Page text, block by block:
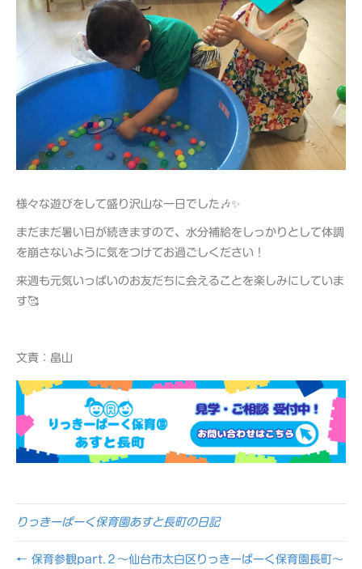
様々な遊びをして盛り沢山な一日でした🎶✨
まだまだ暑い日が続きますので、水分補給をしっかりとして体調
を崩さないように気をつけてお過ごしください！
来週も元気いっぱいのお友だちに会えることを楽しみにしていま
す🥰
文責：畠山
りっきーぱーく保育園あすと長町の日記
← 保育参観part.２～仙台市太白区りっきーぱーく保育園長町～